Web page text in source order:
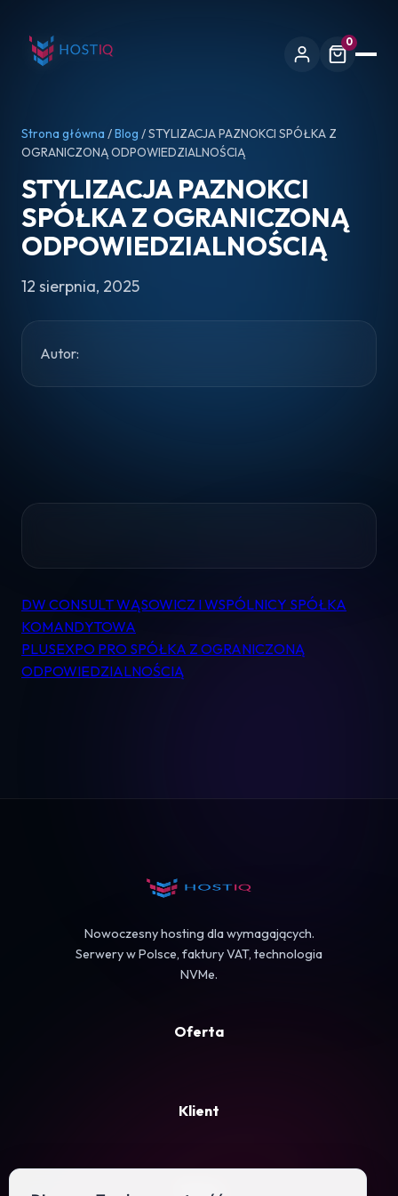
0
Kontakt
Strona główna /Blog / STYLIZACJA PAZNOKCI SPÓŁKA Z
OGRANICZONĄ ODPOWIEDZIALNOŚCIĄ
STYLIZACJA PAZNOKCI
SPÓŁKA Z OGRANICZONĄ
ODPOWIEDZIALNOŚCIĄ
12 sierpnia, 2025
Autor:
Nawigacja
wpisu
DW CONSULT WĄSOWICZ I WSPÓLNICY SPÓŁKA
KOMANDYTOWA
PLUSEXPO PRO SPÓŁKA Z OGRANICZONĄ
ODPOWIEDZIALNOŚCIĄ
Nowoczesny hosting dla wymagających.
Serwery w Polsce, faktury VAT, technologia
NVMe.
Oferta
Klient
Firma